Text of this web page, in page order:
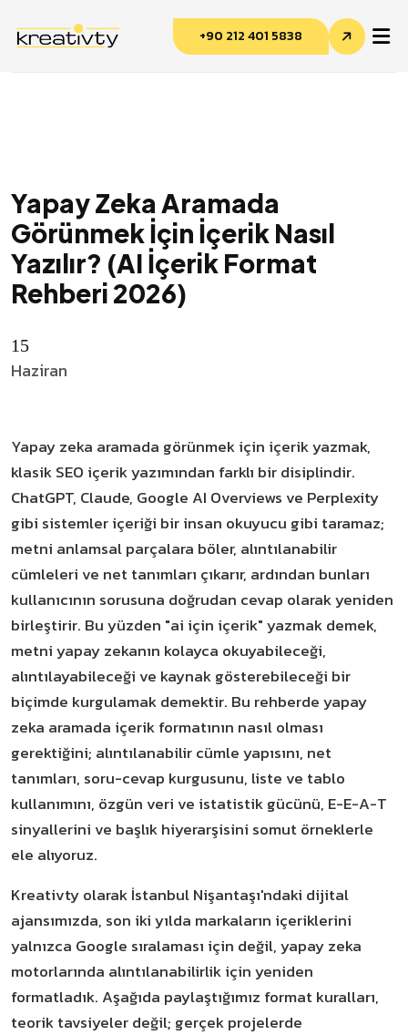
+90 212 401 5838
Yapay Zeka Aramada
Görünmek İçin İçerik Nasıl
Yazılır? (AI İçerik Format
Rehberi 2026)
15
Haziran
Yapay zeka aramada görünmek için içerik yazmak,
klasik SEO içerik yazımından farklı bir disiplindir.
ChatGPT, Claude, Google AI Overviews ve Perplexity
gibi sistemler içeriği bir insan okuyucu gibi taramaz;
metni anlamsal parçalara böler, alıntılanabilir
cümleleri ve net tanımları çıkarır, ardından bunları
kullanıcının sorusuna doğrudan cevap olarak yeniden
birleştirir. Bu yüzden "ai için içerik" yazmak demek,
metni yapay zekanın kolayca okuyabileceği,
alıntılayabileceği ve kaynak gösterebileceği bir
biçimde kurgulamak demektir. Bu rehberde yapay
zeka aramada içerik formatının nasıl olması
gerektiğini; alıntılanabilir cümle yapısını, net
tanımları, soru-cevap kurgusunu, liste ve tablo
kullanımını, özgün veri ve istatistik gücünü, E-E-A-T
sinyallerini ve başlık hiyerarşisini somut örneklerle
ele alıyoruz.
Kreativty olarak İstanbul Nişantaşı'ndaki dijital
ajansımızda, son iki yılda markaların içeriklerini
yalnızca Google sıralaması için değil, yapay zeka
motorlarında alıntılanabilirlik için yeniden
formatladık. Aşağıda paylaştığımız format kuralları,
teorik tavsiyeler değil; gerçek projelerde
Kreativty Asistan
Çevrimiçi · genelde hemen yanıtlar